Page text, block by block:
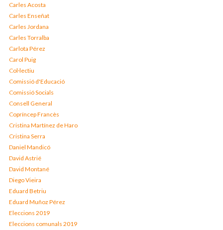
Carles Acosta
Carles Enseñat
Carles Jordana
Carles Torralba
Carlota Pérez
Carol Puig
Col·lectiu
Comissió d'Educació
Comissió Socials
Consell General
Copríncep Francès
Cristina Martínez de Haro
Cristina Serra
Daniel Mandicó
David Astrié
David Montané
Diego Vieira
Eduard Betriu
Eduard Muñoz Pérez
Eleccions 2019
Eleccions comunals 2019